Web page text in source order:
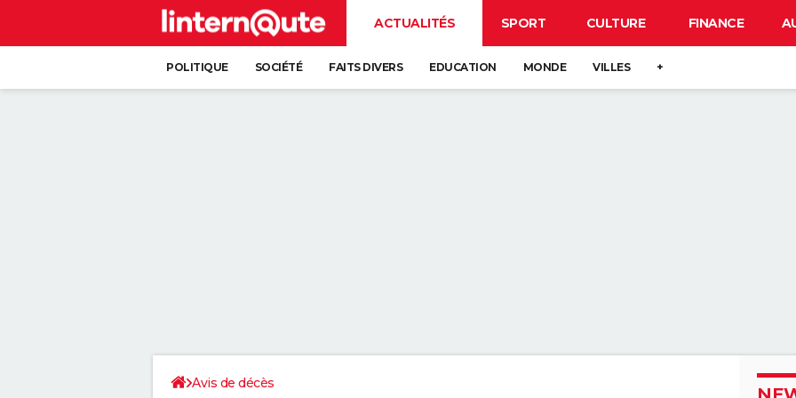
ACTUALITÉS SPORT CULTURE FINANCE
POLITIQUE SOCIÉTÉ FAITS DIVERS EDUCATION MONDE VILLES +
Avis de décès